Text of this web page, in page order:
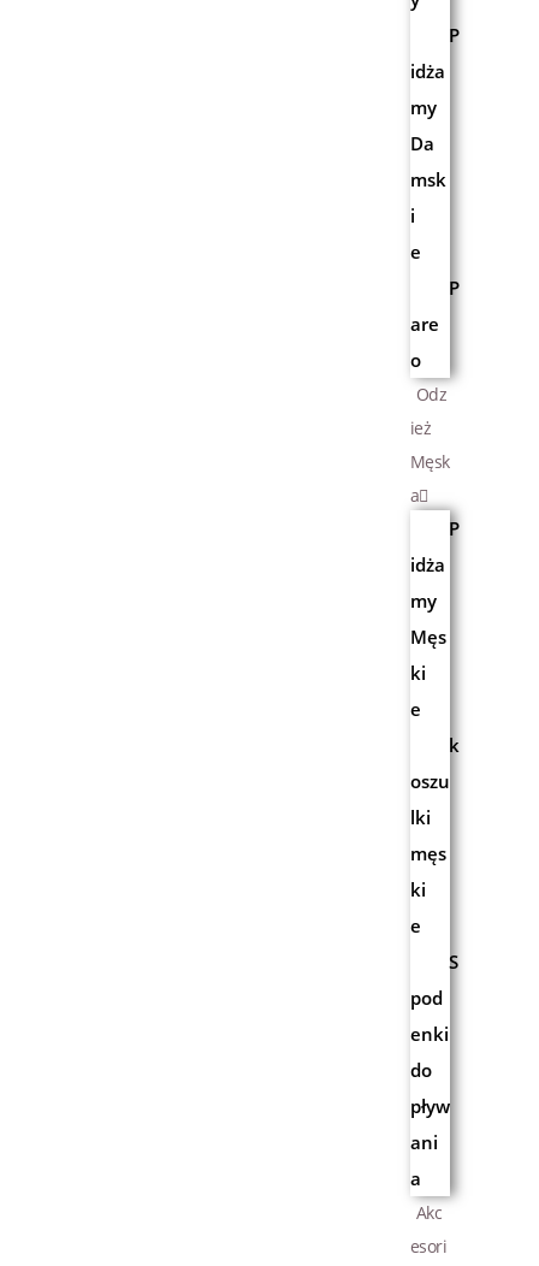
P
idża
my
Da
msk
i
e
P
are
o
Odz
ież
Męsk
a
P
idża
my
Męs
ki
e
k
oszu
lki
męs
ki
e
S
pod
enki
do
pływ
ani
a
Akc
esori